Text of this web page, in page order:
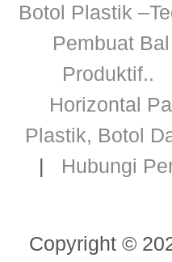
Botol Plastik
Pembuat
Produktif..
Horizontal
Plastik, Botol
| Hubungi
Copyright ©